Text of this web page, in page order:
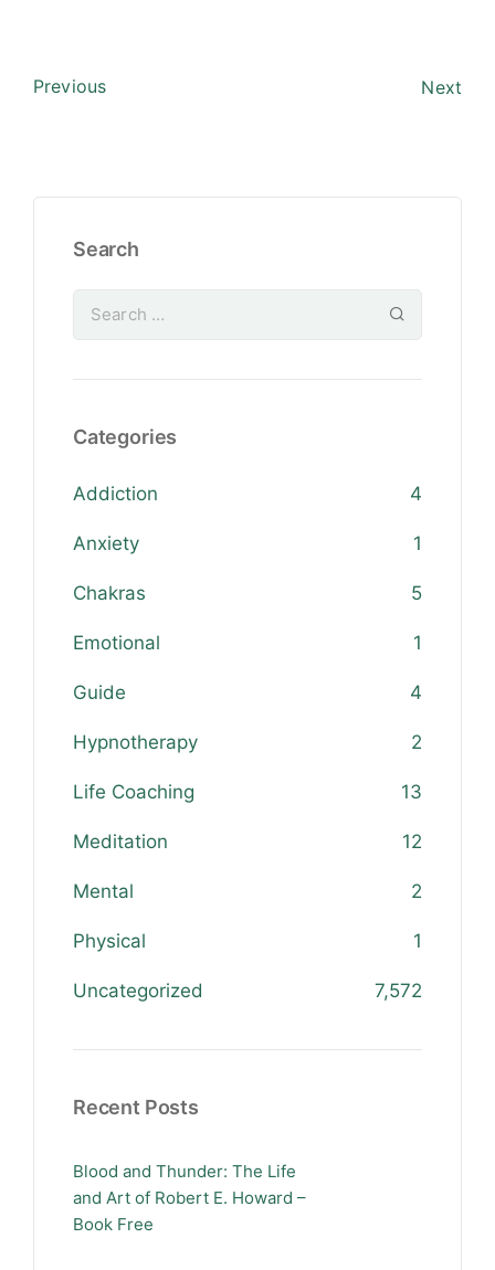
Previous Next
Search
Categories
Addiction 4
Anxiety 1
Chakras 5
Emotional 1
Guide 4
Hypnotherapy 2
Life Coaching 13
Meditation 12
Mental 2
Physical 1
Uncategorized 7,572
Recent Posts
Blood and Thunder: The Life
and Art of Robert E. Howard –
Book Free